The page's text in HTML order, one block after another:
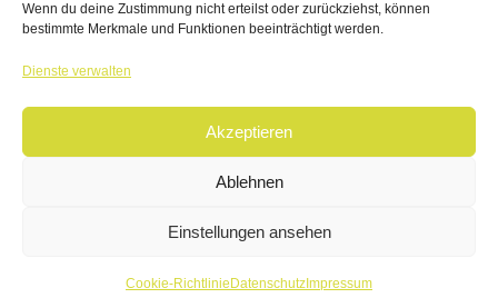
Wenn du deine Zustimmung nicht erteilst oder zurückziehst, können
bestimmte Merkmale und Funktionen beeinträchtigt werden.
Dienste verwalten
Akzeptieren
Ablehnen
Einstellungen ansehen
Cookie-Richtlinie Datenschutz Impressum
© 2026 | TANZWERK
DATENSCHUTZ